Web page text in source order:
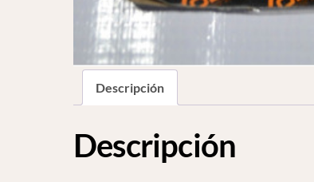
Descripción
Descripción